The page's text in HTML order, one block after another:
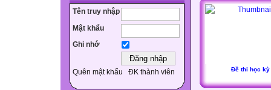
Tên truy nhập
Mật khẩu
Ghi nhớ
Quên mật khẩu ĐK thành viên Đề thi học kỳ